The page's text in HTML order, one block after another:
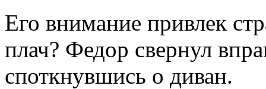
Его внимание привлек
плач? Федор свернул
споткнувшись о диван.